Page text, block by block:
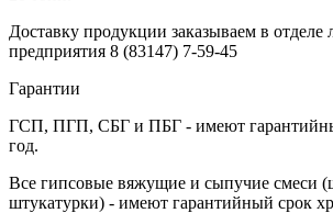
Доставку продукции заказываем в отделе
предприятия 8 (83147) 7-59-45
Гарантии
ГСП, ПГП, СБГ и ПБГ - имеют
год.
Все гипсовые вяжущие и сыпучие смеси
штукатурки) - имеют гарантийный срок